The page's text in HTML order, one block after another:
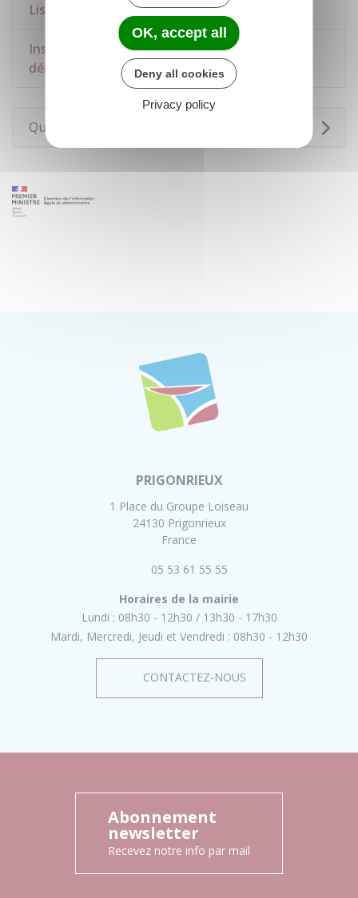
Listes électorales : nouvelle inscription
Inscription sur la liste électorale : en cas de
déménagement
Questions ? Réponses !
PRIGONRIEUX
1 Place du Groupe Loiseau
24130 Prigonrieux
France
05 53 61 55 55
Horaires de la mairie
Lundi : 08h30 - 12h30
13h30 - 17h30
Mardi, Mercredi, Jeudi et Vendredi : 08h30 - 12h30
CONTACTEZ-NOUS
Abonnement
newsletter
Recevez notre info par mail
OK, accept all
Deny all cookies
Privacy policy